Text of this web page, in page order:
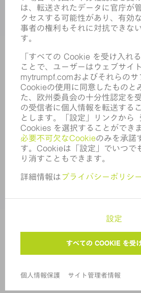
求人情報
企業プロフィール
取締役会
年次報告書
コンプライアンス
内部通報制度
セキュリティ
プレスリリース
マガジン
サステナビリティ
気候と環境
社会と地域
コーポレートガバナンス
サイト管理者情報
プライバシー設定